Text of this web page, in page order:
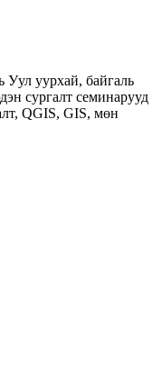
уурхай, байгаль
сургалт семинарууд
QGIS, GIS, мөн